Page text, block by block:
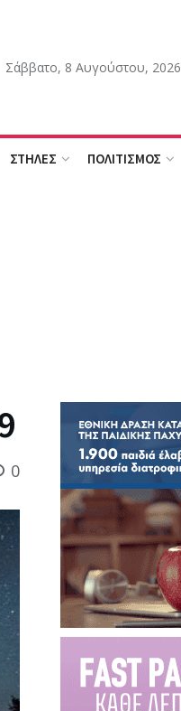
Σάββατο, 8 Αυγούστου, 2026
ΣΤΗΛΕΣ ΠΟΛΙΤΙΣΜΟΣ
0